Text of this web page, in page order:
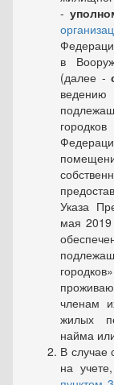
-
в
(далее -
ведению
Указа
мая
членам
жилых
найма
В случае
на